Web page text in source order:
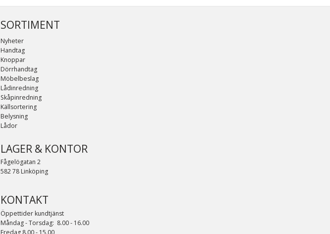
SORTIMENT
Nyheter
Handtag
Knoppar
Dörrhandtag
Möbelbeslag
Lådinredning
Skåpinredning
Källsortering
Belysning
Lådor
LAGER & KONTOR
Fågelögatan 2
582 78 Linköping
KONTAKT
Öppettider kundtjänst
Måndag - Torsdag: 8.00 - 16.00
Fredag 8.00 - 15.00